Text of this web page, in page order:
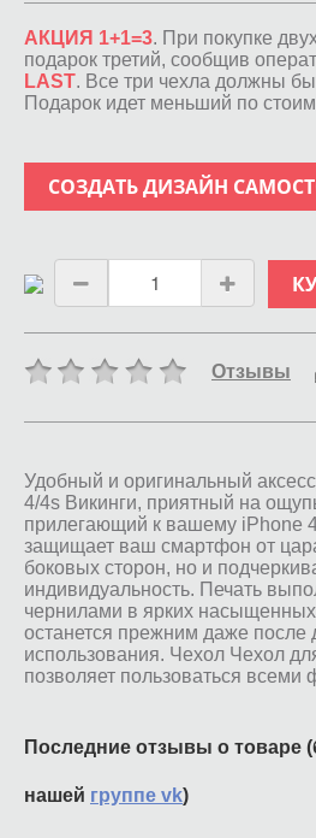
АКЦИЯ 1+1=3. При покупке
подарок третий, сообщив
LAST. Все три чехла должны
Подарок идет меньший по
СОЗДАТЬ ДИЗАЙН
Отзывы
Удобный и оригинальный
4/4s Викинги, приятный на
прилегающий к вашему iPhone
защищает ваш смартфон от
боковых сторон, но и
индивидуальность. Печать
чернилами в ярких
останется прежним даже после
использования. Чехол Чехол
позволяет пользоваться
Последние отзывы о товаре
нашей группе vk)